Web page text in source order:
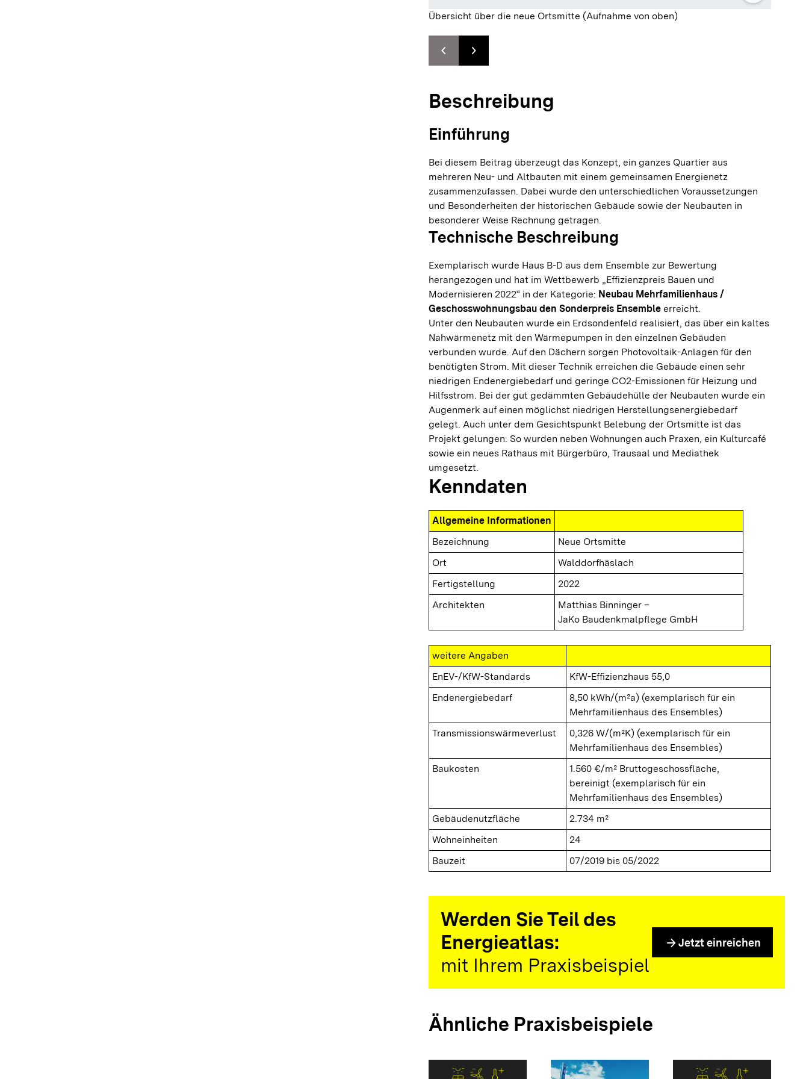
Übersicht über die neue Ortsmitte (Aufnahme von oben)
chevron_leftZur vorhergehenden Folie springen
chevron_rightZur nächsten Folie springen
Beschreibung
Einführung
Bei diesem Beitrag überzeugt das Konzept, ein ganzes Quartier aus
mehreren Neu- und Altbauten mit einem gemeinsamen Energienetz
zusammenzufassen. Dabei wurde den unterschiedlichen Voraussetzungen
und Besonderheiten der historischen Gebäude sowie der Neubauten in
besonderer Weise Rechnung getragen.
Technische Beschreibung
Exemplarisch wurde Haus B-D aus dem Ensemble zur Bewertung
herangezogen und hat im Wettbewerb „Effizienzpreis Bauen und
Modernisieren 2022“ in der Kategorie: Neubau Mehrfamilienhaus /
Geschosswohnungsbau den Sonderpreis Ensemble erreicht.
Unter den Neubauten wurde ein Erdsondenfeld realisiert, das über ein kaltes
Nahwärmenetz mit den Wärmepumpen in den einzelnen Gebäuden
verbunden wurde. Auf den Dächern sorgen Photovoltaik-Anlagen für den
benötigten Strom. Mit dieser Technik erreichen die Gebäude einen sehr
niedrigen Endenergiebedarf und geringe CO2-Emissionen für Heizung und
Hilfsstrom. Bei der gut gedämmten Gebäudehülle der Neubauten wurde ein
Augenmerk auf einen möglichst niedrigen Herstellungsenergiebedarf
gelegt. Auch unter dem Gesichtspunkt Belebung der Ortsmitte ist das
Projekt gelungen: So wurden neben Wohnungen auch Praxen, ein Kulturcafé
sowie ein neues Rathaus mit Bürgerbüro, Trausaal und Mediathek
umgesetzt.
Kenndaten
Allgemeine Informationen
Bezeichnung
Neue Ortsmitte
Ort
Walddorfhäslach
Fertigstellung
2022
Architekten
Matthias Binninger –
JaKo Baudenkmalpflege GmbH
weitere Angaben
EnEV-/KfW-Standards
KfW-Effizienzhaus 55,0
Endenergiebedarf
8,50 kWh/(m²a) (exemplarisch für ein
Mehrfamilienhaus des Ensembles)
Transmissionswärmeverlust
0,326 W/(m²K) (exemplarisch für ein
Mehrfamilienhaus des Ensembles)
Baukosten
1.560 €/m² Bruttogeschossfläche,
bereinigt (exemplarisch für ein
Mehrfamilienhaus des Ensembles)
Gebäudenutzfläche
2.734 m²
Wohneinheiten
24
Bauzeit
07/2019 bis 05/2022
Werden Sie Teil des
Energieatlas:
mit Ihrem Praxisbeispiel
arrow_forward Jetzt einreichen
Ähnliche Praxisbeispiele